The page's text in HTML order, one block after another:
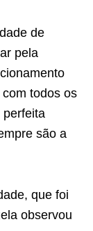
de
pela
todos os
perfeita
são a
que foi
observou